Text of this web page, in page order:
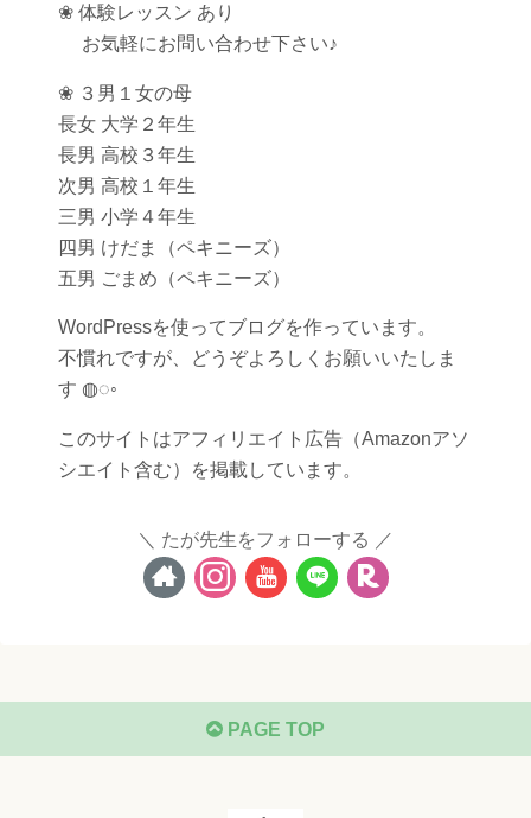
❀ 体験レッスン あり
お気軽にお問い合わせ下さい♪
❀ ３男１女の母
長女 大学２年生
長男 高校３年生
次男 高校１年生
三男 小学４年生
四男 けだま（ペキニーズ）
五男 ごまめ（ペキニーズ）
WordPressを使ってブログを作っています。
不慣れですが、どうぞよろしくお願いいたしま
す ◍◌◦
このサイトはアフィリエイト広告（Amazonアソ
シエイト含む）を掲載しています。
たが先生をフォローする
PAGE TOP